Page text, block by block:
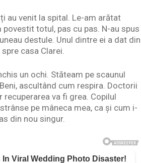
au venit la spital. Le-am arătat
totul, pas cu pas. N-au spus
destule. Unul dintre ei a dat din
casa Clarei.
un ochi. Stăteam pe scaunul
ascultând cum respira. Doctorii
recuperarea va fi grea. Copilul
pe mâneca mea, ca și cum i-
din nou singur.